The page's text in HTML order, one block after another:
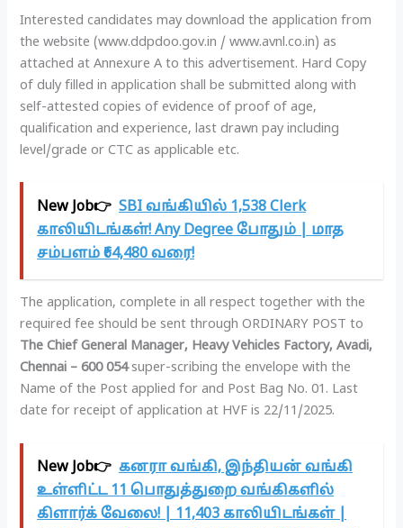
Interested candidates may download the application from
the website (www.ddpdoo.gov.in / www.avnl.co.in) as
attached at Annexure A to this advertisement. Hard Copy
of duly filled in application shall be submitted along with
self-attested copies of evidence of proof of age,
qualification and experience, last drawn pay including
level/grade or CTC as applicable etc.
New Job👉 SBI வங்கியில் 1,538 Clerk
காலியிடங்கள்! Any Degree போதும் | மாத
சம்பளம் ₹64,480 வரை!
The application, complete in all respect together with the
required fee should be sent through ORDINARY POST to
The Chief General Manager, Heavy Vehicles Factory, Avadi,
Chennai – 600 054super-scribing the envelope with the
Name of the Post applied for and Post Bag No. 01. Last
date for receipt of application at HVF is 22/11/2025.
New Job👉 கனரா வங்கி, இந்தியன் வங்கி
உள்ளிட்ட 11 பொதுத்துறை வங்கிகளில்
கிளார்க் வேலை! | 11,403 காலியிடங்கள் |